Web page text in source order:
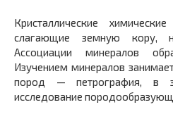
Кристаллические
слагающие земную кору,
Ассоциации минералов
Изучением минералов
пород — петрография, в
исследование